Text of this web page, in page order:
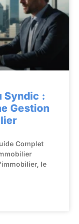
Syndic :
Gestion
Complet
le